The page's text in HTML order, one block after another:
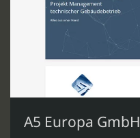
A5 Europa GmbH